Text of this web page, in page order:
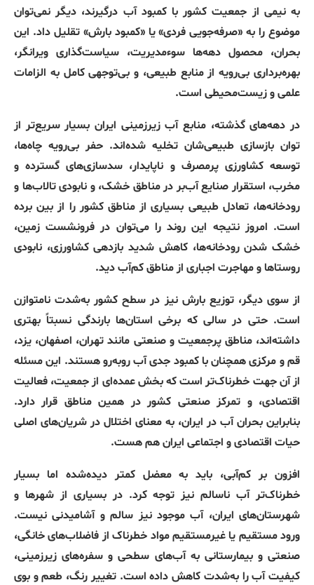
به نیمی از جمعیت کشور با کمبود آب درگیرند، دیگر نمی‌توان
موضوع را به «صرفه‌جویی فردی» یا «کمبود بارش» تقلیل داد. این
بحران، محصول دهه‌ها سوءمدیریت، سیاست‌گذاری ویرانگر،
بهره‌برداری بی‌رویه از منابع طبیعی، و بی‌توجهی کامل به الزامات
علمی و زیست‌محیطی است.
در دهه‌های گذشته، منابع آب زیرزمینی ایران بسیار سریع‌تر از
توان بازسازی طبیعی‌شان تخلیه شده‌اند. حفر بی‌رویه چاه‌ها،
توسعه کشاورزی پرمصرف و ناپایدار، سدسازی‌های گسترده و
مخرب، استقرار صنایع آب‌بر در مناطق خشک، و نابودی تالاب‌ها و
رودخانه‌ها، تعادل طبیعی بسیاری از مناطق کشور را از بین برده
است. امروز نتیجه این روند را می‌توان در فرونشست زمین،
خشک شدن رودخانه‌ها، کاهش شدید بازدهی کشاورزی، نابودی
روستاها و مهاجرت اجباری از مناطق کم‌آب دید.
از سوی دیگر، توزیع بارش نیز در سطح کشور به‌شدت نامتوازن
است. حتی در سالی که برخی استان‌ها بارندگی نسبتاً بهتری
داشته‌اند، مناطق پرجمعیت و صنعتی مانند تهران، اصفهان، یزد،
قم و مرکزی همچنان با کمبود جدی آب روبه‌رو هستند. این مسئله
از آن جهت خطرناک‌تر است که بخش عمده‌ای از جمعیت، فعالیت
اقتصادی، و تمرکز صنعتی کشور در همین مناطق قرار دارد.
بنابراین بحران آب در ایران، به معنای اختلال در شریان‌های اصلی
حیات اقتصادی و اجتماعی ایران هم هست.
افزون بر کم‌آبی، باید به معضل کمتر دیده‌شده اما بسیار
خطرناک‌تر آب ناسالم نیز توجه کرد. در بسیاری از شهرها و
شهرستان‌های ایران، آب موجود نیز سالم و آشامیدنی نیست.
ورود مستقیم یا غیرمستقیم مواد خطرناک از فاضلاب‌های خانگی،
صنعتی و بیمارستانی به آب‌های سطحی و سفره‌های زیرزمینی،
کیفیت آب را به‌شدت کاهش داده است. تغییر رنگ، طعم و بوی